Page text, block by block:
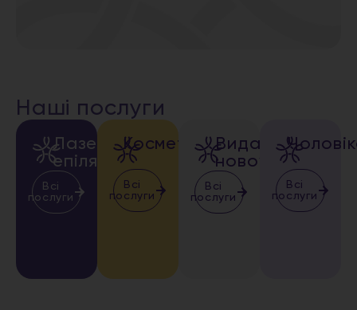
Наші послуги
Лазерна
епіляція
Всі
послуги
Косметологія
Всі
послуги
Видалення
новоутворень
Всі
послуги
Всі
послуги